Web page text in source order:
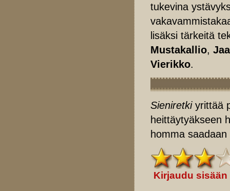
tukevina
lisäksi tärkeitä
Mustakallio,
Vierikko.
Sieniretkiyrittää
heittäytyäkseen
homma
Kirjaudu sisään